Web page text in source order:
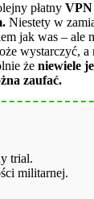
płatny VPN
Niestety w
jak was – ale
wystarczyć, a
że niewiele
zaufać.
trial.
militarnej.